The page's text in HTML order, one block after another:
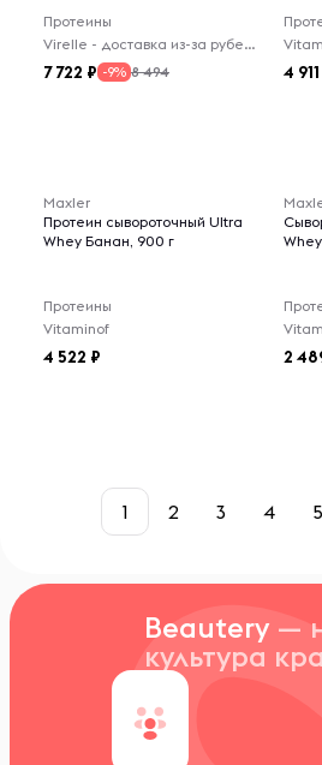
Протеины
Virelle - доставка из-за рубежа
7 722 -9% 8 494 4 911
Maxler
Протеин сывороточный Ultra
Whey Банан, 900 г
Протеины
Vitaminof
4 522 2
1 2 3 4 5
Beautery —
культура